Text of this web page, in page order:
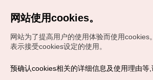
Copyrights (c) 韩国旅游发展局版权所有
网站使用cookies。
网站为了提高用户的使用体验而使用cookies。
表示接受cookies设定的使用。
预确认cookies相关的详细信息及使用理由等